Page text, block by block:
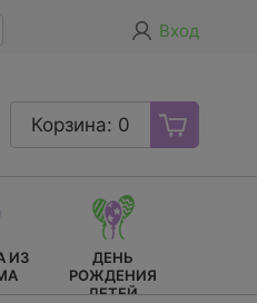
Вход
Корзина: 0
ИЗ
ДЕНЬ
РОЖДЕНИЯ
ДЕТЕЙ